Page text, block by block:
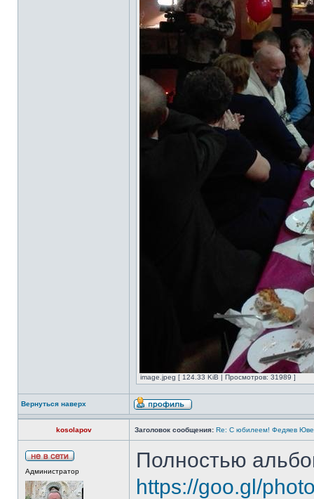
image.jpeg [ 124.33 KiB | Просмотров: 31989 ]
Вернуться наверх
kosolapov Заголовок сообщения: Re: С юбилеем! Федяев
Администратор
Полностью
https://goo.gl/